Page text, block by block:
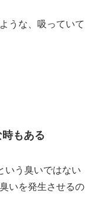
うな、吸っていて
もある
いう臭いではない
いを発生させるの